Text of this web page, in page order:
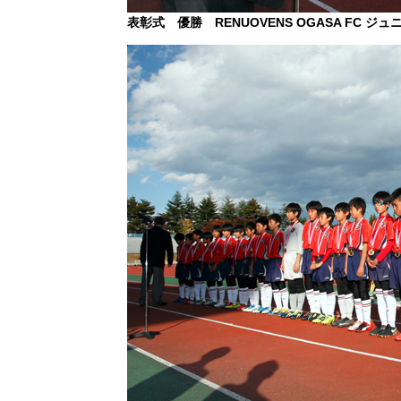
表彰式 優勝 RENUOVENS OGASA FC ジュ